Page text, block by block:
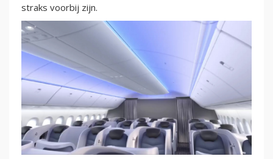
straks voorbij zijn.